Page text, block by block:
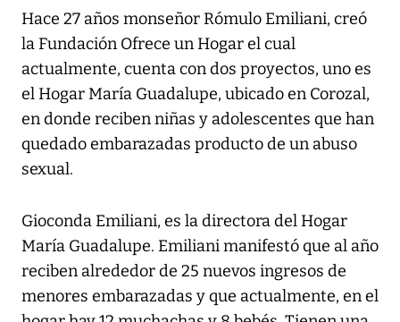
Hace 27 años monseñor Rómulo Emiliani, creó
la Fundación Ofrece un Hogar el cual
actualmente, cuenta con dos proyectos, uno es
el Hogar María Guadalupe, ubicado en Corozal,
en donde reciben niñas y adolescentes que han
quedado embarazadas producto de un abuso
sexual.
Gioconda Emiliani, es la directora del Hogar
María Guadalupe. Emiliani manifestó que al año
reciben alrededor de 25 nuevos ingresos de
menores embarazadas y que actualmente, en el